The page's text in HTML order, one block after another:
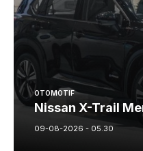
OTOMOTIF
Nissan X-Trail
09-08-2026 - 05.30